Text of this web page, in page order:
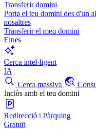
Transferir domini
Porta el teu domini des d'un
nosaltres
Transferir el meu domini
Eines
Cerca intel·ligent
IA
Cerca massiva
Inclòs amb el teu domini
Redirecció i Pàrquing
Gratuït